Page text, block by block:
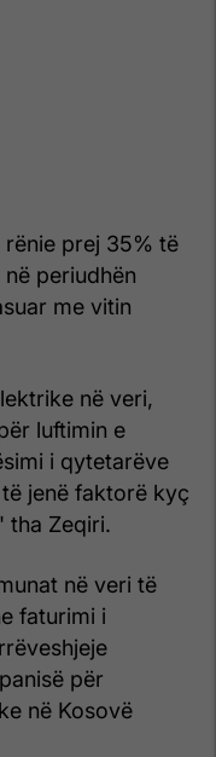
rënie prej 35% të
periudhën
me vitin
në veri,
luftimin e
i qytetarëve
jenë faktorë kyç
tha Zeqiri.
në veri të
faturimi i
për
në Kosovë